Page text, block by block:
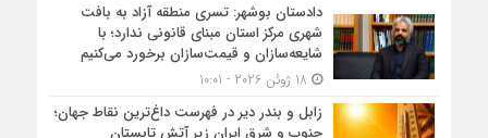
دادستان بوشهر: تسری منطقه آزاد به بافت
شهری مرکز استان مبنای قانونی ندارد؛ با
شایعه‌سازان و قیمت‌سازان برخورد می‌کنیم
زابل و بندر دیر در فهرست داغ‌ترین نقاط جهان؛